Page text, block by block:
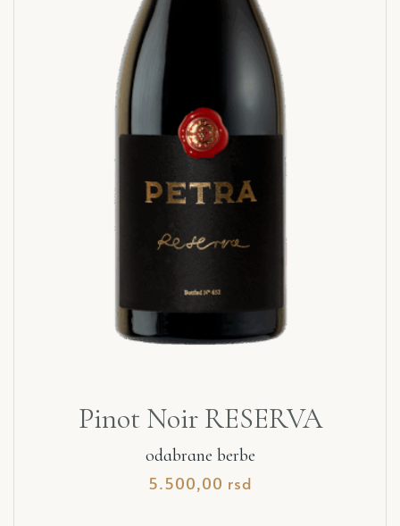
Pinot Noir RESERVA
odabrane berbe
5.500,00 rsd